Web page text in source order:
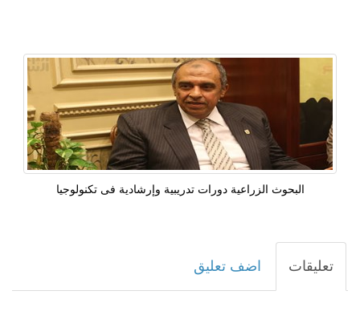
البحوث الزراعية دورات تدريبية وإرشادية فى تكنولوجيا
تعليقات اضف تعليق